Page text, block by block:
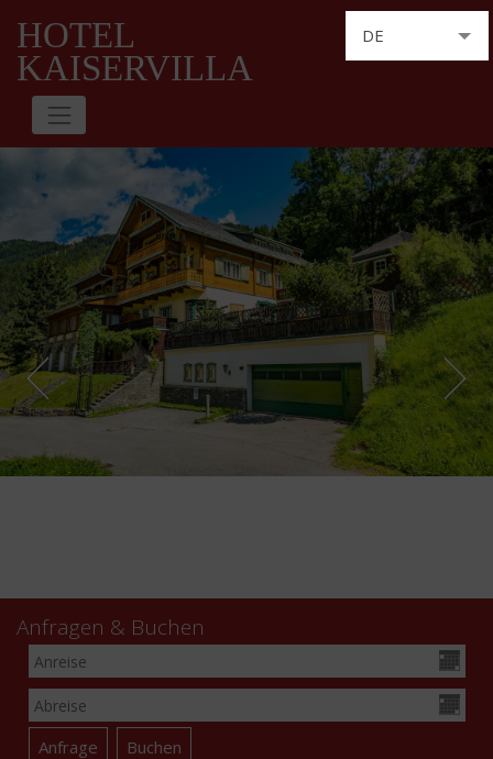
HOTEL
KAISERVILLA
DE
Anfragen & Buchen